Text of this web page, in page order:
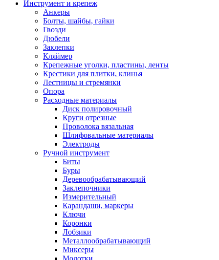
Инструмент и крепеж
Анкеры
Болты, шайбы, гайки
Гвозди
Дюбели
Заклепки
Кляймер
Крепежные уголки, пластины, ленты
Крестики для плитки, клинья
Лестницы и стремянки
Опора
Расходные материалы
Диск полировочный
Круги отрезные
Проволока вязальная
Шлифовальные материалы
Электроды
Ручной инструмент
Биты
Буры
Деревообрабатывающий
Заклепочники
Измерительный
Карандаши, маркеры
Ключи
Коронки
Лобзики
Металлообрабатывающий
Миксеры
Молотки